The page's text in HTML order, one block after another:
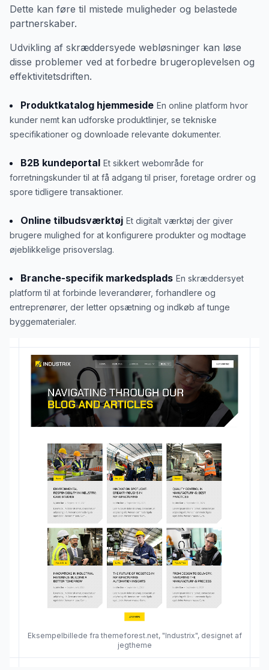
Eksempelbillede fra themeforest.net, "Industrix", designet af
jegtheme
Dette kan føre til mistede muligheder og belastede
partnerskaber.
Udvikling af skræddersyede webløsninger kan løse
disse problemer ved at forbedre brugeroplevelsen og
effektivitetsdriften.
Produktkatalog hjemmeside En online platform hvor
kunder nemt kan udforske produktlinjer, se tekniske
specifikationer og downloade relevante dokumenter.
B2B kundeportal Et sikkert webområde for
forretningskunder til at få adgang til priser, foretage ordrer og
spore tidligere transaktioner.
Online tilbudsværktøj Et digitalt værktøj der giver
brugere mulighed for at konfigurere produkter og modtage
øjeblikkelige prisoverslag.
Branche-specifik markedsplads En skræddersyet
platform til at forbinde leverandører, forhandlere og
entreprenører, der letter opsætning og indkøb af tunge
byggematerialer.